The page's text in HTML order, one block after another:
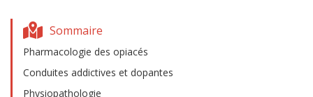
Sommaire
Pharmacologie des opiacés
Conduites addictives et dopantes
Physiopathologie